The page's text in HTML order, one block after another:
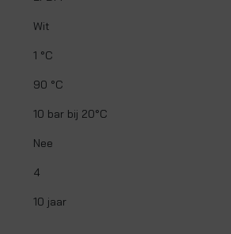
Wit
1 °C
90 °C
10 bar bij 20°C
Nee
4
10 jaar